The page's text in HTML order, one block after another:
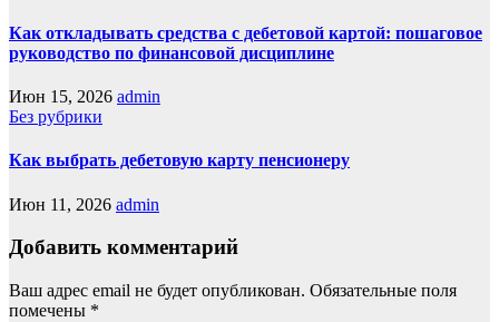
Как откладывать средства с дебетовой картой: пошаговое
руководство по финансовой дисциплине
Июн 15, 2026 admin
Без рубрики
Как выбрать дебетовую карту пенсионеру
Июн 11, 2026 admin
Добавить комментарий
Ваш адрес email не будет опубликован. Обязательные поля
помечены *